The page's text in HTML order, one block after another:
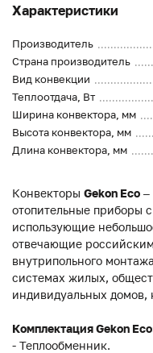
Характеристики
Производитель
Страна производитель
Вид конвекции
Теплоотдача, Вт
Ширина конвектора, мм
Высота конвектора, мм
Длина конвектора, мм
Конвекторы Gekon Eco –
отопительные приборы
использующие
отвечающие
внутрипольного
системах жилых,
индивидуальных домов,
Комплектация Gekon
- Теплообменник.